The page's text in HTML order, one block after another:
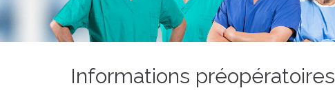
Informations préopératoires